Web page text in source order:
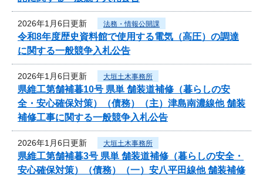
2026年1月6日更新 法務・情報公開課
令和8年度歴史資料館で使用する電気（高圧）の調達
に関する一般競争入札公告
2026年1月6日更新 大垣土木事務所
県維工第舗補暮10号 県単 舗装道補修（暮らしの安
全・安心確保対策）（債務）（主）津島南濃線他 舗装
補修工事に関する一般競争入札公告
2026年1月6日更新 大垣土木事務所
県維工第舗補暮3号 県単 舗装道補修（暮らしの安全・
安心確保対策）（債務）（一）安八平田線他 舗装補修